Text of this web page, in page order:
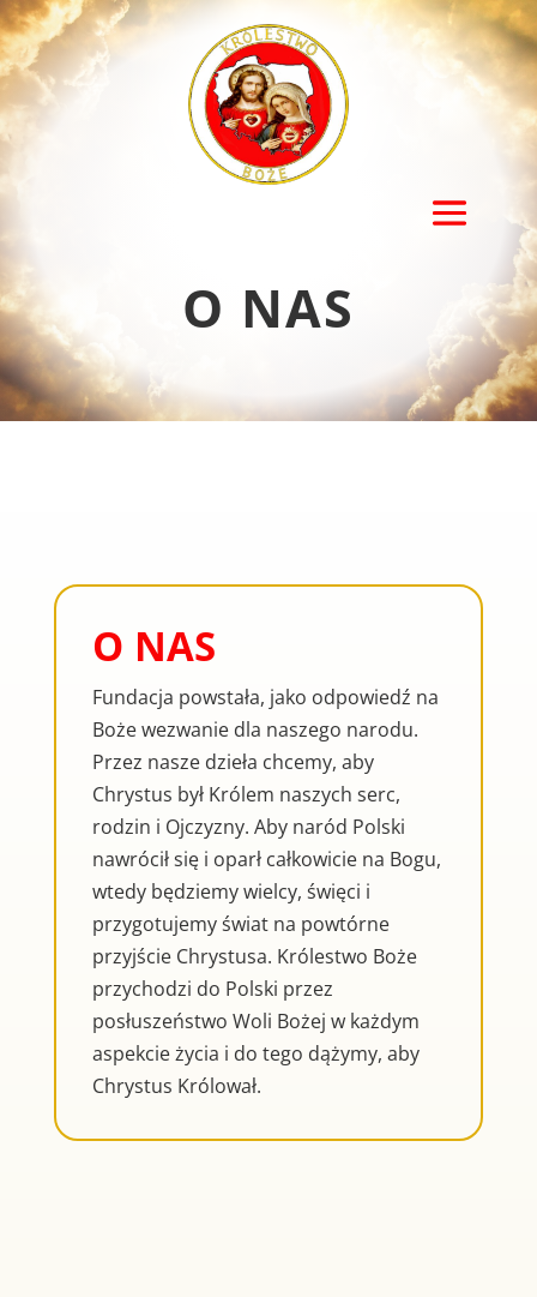
O NAS
O NAS
Fundacja powstała, jako odpowiedź na
Boże wezwanie dla naszego narodu.
Przez nasze dzieła chcemy, aby
Chrystus był Królem naszych serc,
rodzin i Ojczyzny. Aby naród Polski
nawrócił się i oparł całkowicie na Bogu,
wtedy będziemy wielcy, święci i
przygotujemy świat na powtórne
przyjście Chrystusa. Królestwo Boże
przychodzi do Polski przez
posłuszeństwo Woli Bożej w każdym
aspekcie życia i do tego dążymy, aby
Chrystus Królował.